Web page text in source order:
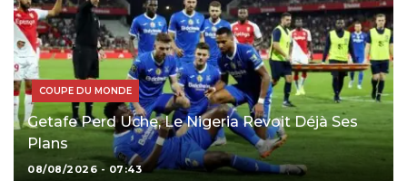
COUPE DU MONDE
Getafe Perd Uche, Le Nigeria Revoit Déjà Ses
Plans
08/08/2026 - 07:43